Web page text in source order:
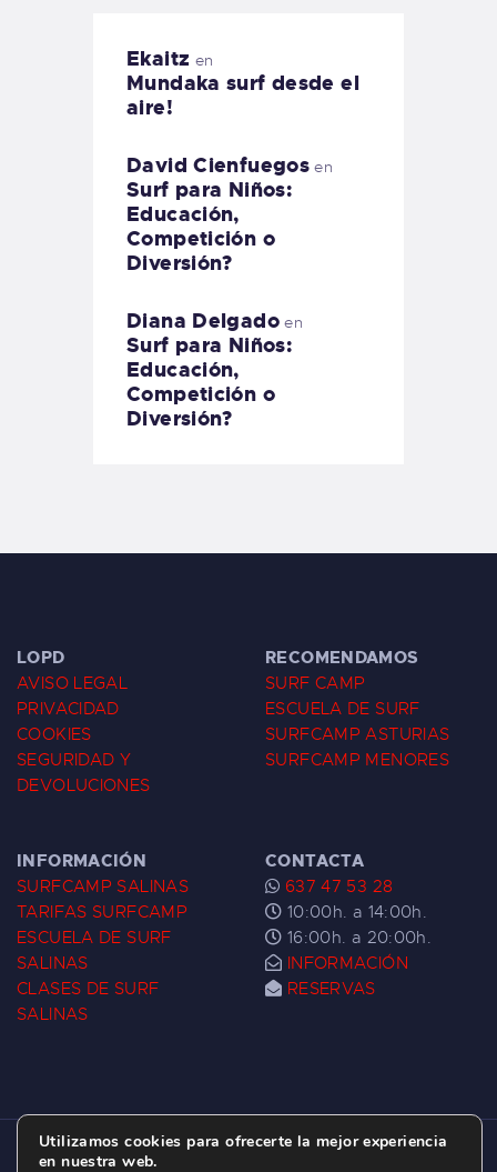
Ekaitz en
Mundaka surf desde el
aire!
David Cienfuegos en
Surf para Niños:
Educación,
Competición o
Diversión?
Diana Delgadoen
Surf para Niños:
Educación,
Competición o
Diversión?
LOPD
AVISO LEGAL
PRIVACIDAD
COOKIES
SEGURIDAD Y
DEVOLUCIONES
RECOMENDAMOS
SURF CAMP
ESCUELA DE SURF
SURFCAMP ASTURIAS
SURFCAMP MENORES
INFORMACIÓN
SURFCAMP SALINAS
TARIFAS SURFCAMP
ESCUELA DE SURF
SALINAS
CLASES DE SURF
SALINAS
CONTACTA
637 47 53 28
10:00h. a 14:00h.
16:00h. a 20:00h.
INFORMACIÓN
RESERVAS
ESCUELA DE SURF LAS DUNAS ©
Utilizamos cookies para ofrecerte la mejor experiencia
en nuestra web.